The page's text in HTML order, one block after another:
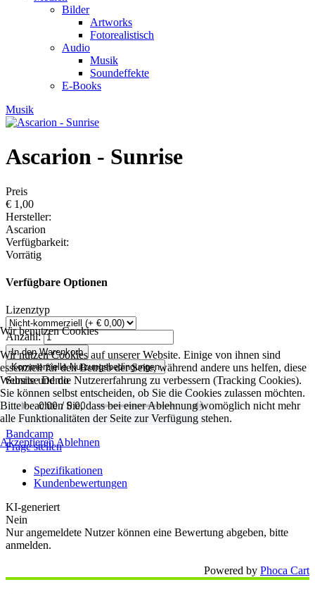
Bilder
Artworks
Fotorealistisch
Audio
Musik
Soundeffekte
E-Books
Musik
Ascarion - Sunrise
Preis
€ 1,00
Hersteller:
Ascarion
Verfügbarkeit:
Vorrätig
Verfügbare Optionen
Lizenztyp
Anzahl:
In den Warenkorb
Kommerzielle Nutzungsbedingungen
Sunrise Demo
Bandcamp
Frage stellen
Spezifikationen
Kundenbewertungen
KI-generiert
Nein
Nur angemeldete Nutzer können eine Bewertung abgeben, bitte
anmelden.
Powered by Phoca Cart
Wir benutzen Cookies
Wir nutzen Cookies auf unserer Website. Einige von ihnen sind
essenziell für den Betrieb der Seite, während andere uns helfen, diese
Website und die Nutzererfahrung zu verbessern (Tracking Cookies).
Sie können selbst entscheiden, ob Sie die Cookies zulassen möchten.
Bitte beachten Sie, dass bei einer Ablehnung womöglich nicht mehr
alle Funktionalitäten der Seite zur Verfügung stehen.
AkzeptierenAblehnen